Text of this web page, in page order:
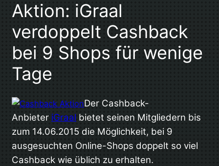
Aktion: iGraal
verdoppelt Cashback
bei 9 Shops für wenige
Tage
Der Cashback-
Anbieter iGraal bietet seinen Mitgliedern bis
zum 14.06.2015 die Möglichkeit, bei 9
ausgesuchten Online-Shops doppelt so viel
Cashback wie üblich zu erhalten.